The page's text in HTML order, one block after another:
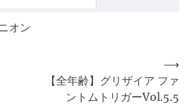
オン
【全年齢】グリザイア ファ
ントムトリガーVol.5.5
⟶